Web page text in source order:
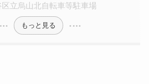
立烏山北自転車等駐車場
もっと見る